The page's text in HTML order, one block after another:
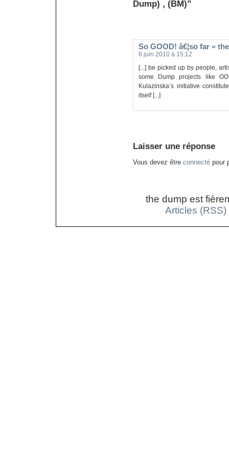
Dump) , (BM)”
So GOOD! â€¦so far «
6 juin 2010 à 15:12
[...] be picked up by people,
some Dump projects like
Kulazinska’s initiative
itself [...]
Laisser une réponse
Vous devez être connecté pour
the dump est
Articles (RSS)